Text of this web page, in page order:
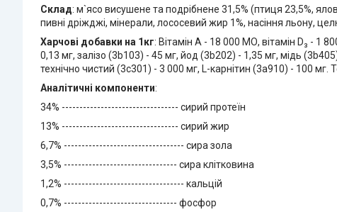
Склад: м`ясо висушене та подрібнене 31,5% (птиця 23,5%,
пивні дріжджі, мінерали, лососевий жир 1%, насіння льону,
Харчові добавки на 1кг: Вітамін А - 18 000 МО, вітамін D₃ - 1
0,13 мг, залізо (3b103) - 45 мг, йод (3b202) - 1,35 мг, мідь
технічно чистий (3c301) - 3 000 мг, L-карнітин (3а910) - 100 мг.
Аналітичні компоненти:
34% --------------------------------- сирий протеїн
13% --------------------------------- сирий жир
6,7% ---------------------------------- сира зола
3,5% -------------------------------- сира клітковина
1,2% ---------------------------------- кальцій
0,7% -------------------------------- фосфор